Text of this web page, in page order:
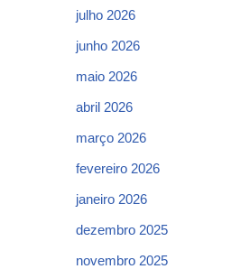
julho 2026
junho 2026
maio 2026
abril 2026
março 2026
fevereiro 2026
janeiro 2026
dezembro 2025
novembro 2025